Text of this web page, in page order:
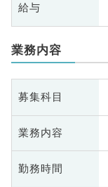
給与
業務内容
募集科目
業務内容
勤務時間